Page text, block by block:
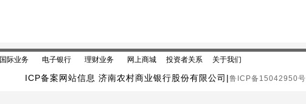
国际业务 电子银行 理财业务 网上商城 投资者关系 关于我们
ICP备案网站信息 济南农村商业银行股份有限公司|鲁ICP备15042950号